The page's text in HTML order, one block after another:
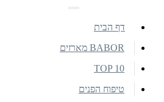
דף הבית
BABOR מארזים
TOP 10
טיפוח הפנים